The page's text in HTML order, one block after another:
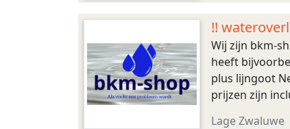
!!
Wij zijn bkm-
heeft
plus lijngoot
prijzen zijn
Lage Zwaluwe